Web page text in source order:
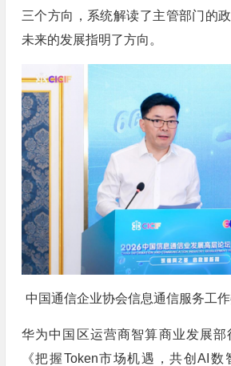
三个方向，系统解读了主管部门的
未来的发展指明了方向。
中国通信企业协会信息通信服务工
华为中国区运营商智算商业发展部
《把握Token市场机遇，共创AI